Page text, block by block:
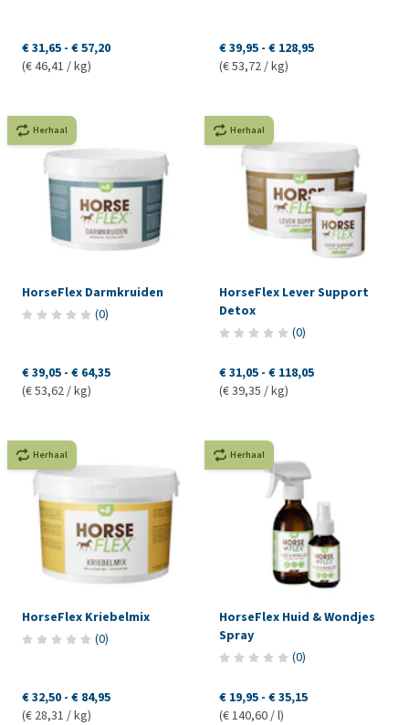
€ 31,65 - € 57,20
(€ 46,41 / kg)
€ 39,95 - € 128,95
(€ 53,72 / kg)
Herhaal
HorseFlex Darmkruiden
(0)
€ 39,05 - € 64,35
(€ 53,62 / kg)
Herhaal
HorseFlex Lever Support
Detox
(0)
€ 31,05 - € 118,05
(€ 39,35 / kg)
Herhaal
HorseFlex Kriebelmix
(0)
€ 32,50 - € 84,95
(€ 28,31 / kg)
Herhaal
HorseFlex Huid & Wondjes
Spray
(0)
€ 19,95 - € 35,15
(€ 140,60 / l)